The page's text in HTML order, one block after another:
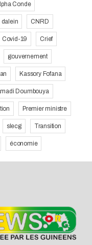
Conde
dalein CNRD
Covid-19 Crief
gouvernement
Kassory Fofana
Doumbouya
Premier ministre
slecg Transition
économie